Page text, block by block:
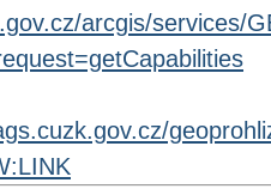
arcgis/services/